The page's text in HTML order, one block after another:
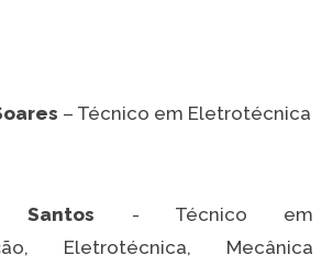
– Técnico em Eletrotécnica
- Técnico em
Eletrotécnica, Mecânica